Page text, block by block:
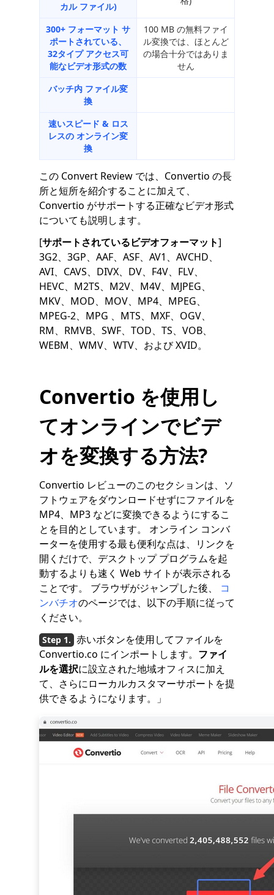
カル ファイル)
300+ フォーマット サ
ポートされている、
32タイプアクセス可
能なビデオ形式の数
100 MB の無料ファイ
ル変換では、ほとんど
の場合十分ではありま
せん
バッチ内 ファイル変
換
速いスピード & ロス
レスの オンライン変
換
この Convert Review では、Convertio の長
所と短所を紹介することに加えて、
Convertio がサポートする正確なビデオ形式
についても説明します。
[サポートされているビデオフォーマット]
3G2、3GP、AAF、ASF、AV1、AVCHD、
AVI、CAVS、DIVX、DV、F4V、FLV、
HEVC、M2TS、M2V、M4V、MJPEG、
MKV、MOD、MOV、MP4、MPEG、
MPEG-2、MPG 、MTS、MXF、OGV、
RM、RMVB、SWF、TOD、TS、VOB、
WEBM、WMV、WTV、および XVID。
Convertio を使用し
てオンラインでビデ
オを変換する方法?
Convertio レビューのこのセクションは、ソ
フトウェアをダウンロードせずにファイルを
MP4、MP3 などに変換できるようにするこ
とを目的としています。 オンライン コンバ
ーターを使用する最も便利な点は、リンクを
開くだけで、デスクトップ プログラムを起
動するよりも速く Web サイトが表示される
ことです。 ブラウザがジャンプした後、 コ
ンバチオのページでは、以下の手順に従って
ください。
赤いボタンを使用してファイルを
Convertio.co にインポートします。 ファイ
ルを選択に設立された地域オフィスに加え
て、さらにローカルカスタマーサポートを提
供できるようになります。」